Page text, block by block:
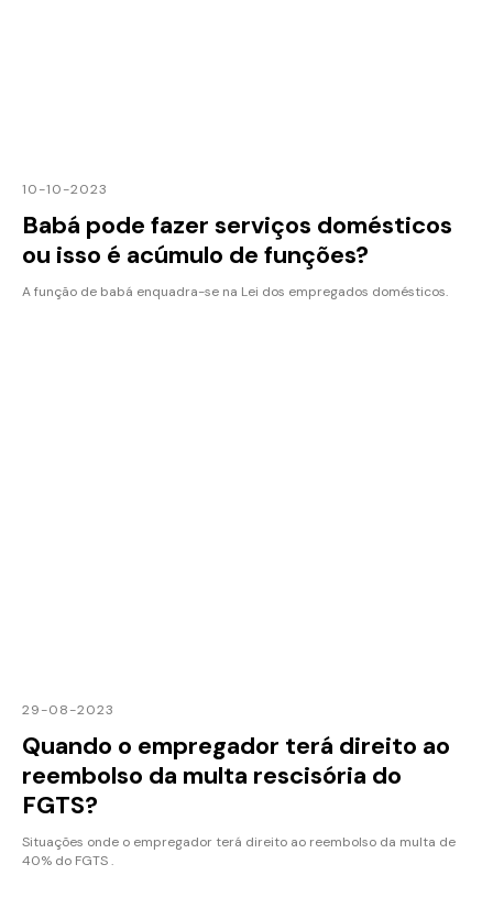
10-10-2023
Babá pode fazer serviços domésticos
ou isso é acúmulo de funções?
A função de babá enquadra-se na Lei dos empregados domésticos.
29-08-2023
Quando o empregador terá direito ao
reembolso da multa rescisória do
FGTS?
Situações onde o empregador terá direito ao reembolso da multa de
40% do FGTS .